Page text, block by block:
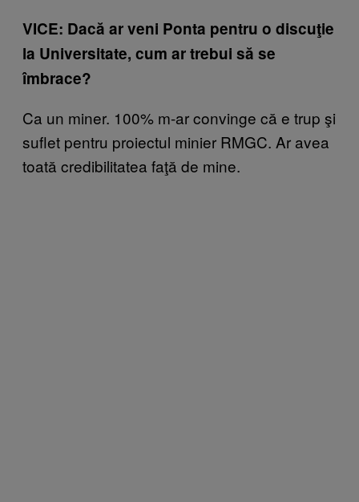
VICE: Dacă ar veni Ponta pentru o discuţie
la Universitate, cum ar trebui să se
îmbrace?
Ca un miner. 100% m-ar convinge că e trup şi
suflet pentru proiectul minier RMGC. Ar avea
toată credibilitatea faţă de mine.